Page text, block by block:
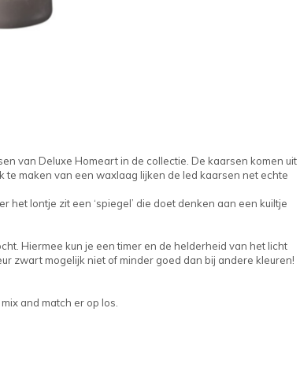
van Deluxe Homeart in de collectie. De kaarsen komen uit
maken van een waxlaag lijken de led kaarsen net echte
het lontje zit een ‘spiegel’ die doet denken aan een kuiltje
Hiermee kun je een timer en de helderheid van het licht
zwart mogelijk niet of minder goed dan bij andere kleuren!
and match er op los.